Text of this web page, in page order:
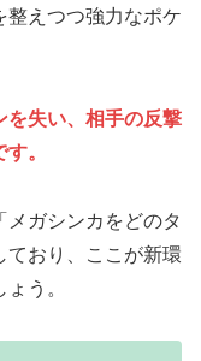
整えつつ強力なポケ
を失い、相手の反撃
。
ガシンカをどのタ
ており、ここが新環
う。